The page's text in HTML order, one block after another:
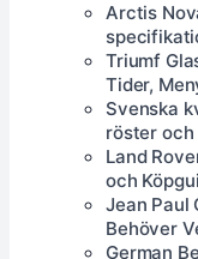
Arctis
Triumf
Tider,
Svenska
röster och
Land
och
Jean Paul
Behöver
German